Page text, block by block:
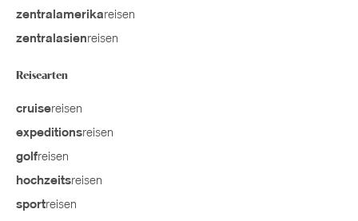
zentralamerikareisen
zentralasienreisen
Reisearten
cruisereisen
expeditionsreisen
golfreisen
hochzeitsreisen
sportreisen